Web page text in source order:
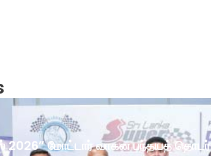
2026” மோட்டார் வாகன பந்தயத் தொடர்